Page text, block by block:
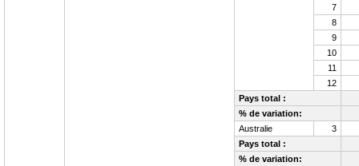
7
8
9
10
11
12
Pays total :
% de variation:
Australie
3
Pays total :
% de variation: